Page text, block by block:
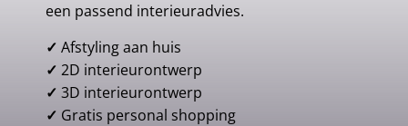
een passend interieuradvies.
✓ Afstyling aan huis
✓ 2D interieurontwerp
✓ 3D interieurontwerp
✓ Gratis personal shopping